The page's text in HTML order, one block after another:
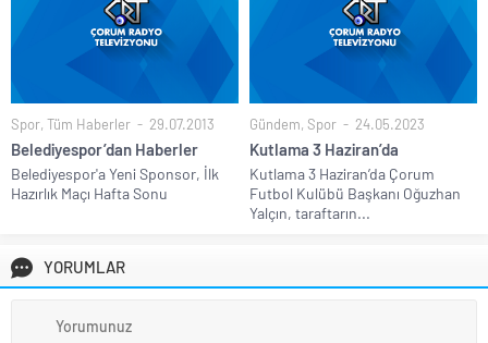
Spor, Tüm Haberler 29.07.2013
Belediyespor’dan Haberler
Belediyespor'a Yeni Sponsor, İlk
Hazırlık Maçı Hafta Sonu
Gündem, Spor 24.05.2023
Kutlama 3 Haziran’da
Kutlama 3 Haziran’da Çorum
Futbol Kulübü Başkanı Oğuzhan
Yalçın, taraftarın...
YORUMLAR